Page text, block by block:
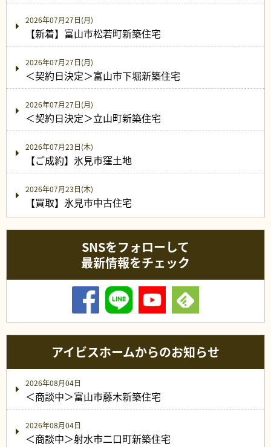
2026年07月27日(月)
【新着】富山市松若町新築住宅
2026年07月27日(月)
＜契約日決定＞富山市下堀新築住宅
2026年07月27日(月)
＜契約日決定＞立山町新築住宅
2026年07月23日(木)
【ご成約】氷見市窪土地
2026年07月23日(木)
【買取】氷見市中古住宅
SNSをフォローして
最新情報をチェック
アイビスホームからのお知らせ
2026年08月04日
＜商談中＞富山市藤木新築住宅
2026年08月04日
＜商談中＞射水市二口町新築住宅